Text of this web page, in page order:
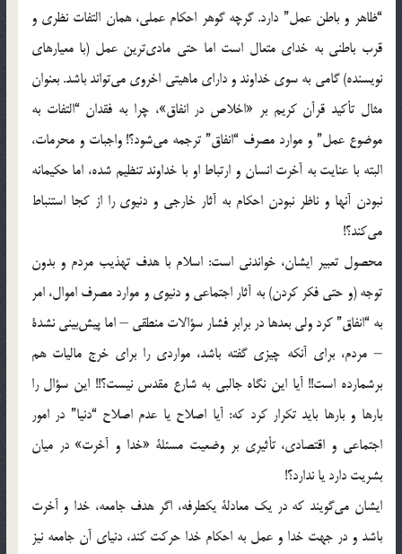
“ظاهر و باطن‌ عمل” دارد. گرچه‌ گوهر احکام‌ عملی، همان‌ التفات‌ نظری‌ و
قرب‌ باطنی‌ به‌ خدای‌ متعال‌ است‌ اما حتی‌ ماد‌ی‌ترین‌ عمل‌ (با معیارهای‌
نویسنده) گامی‌ به‌ سوی‌ خداوند و دارای‌ ماهیتی‌ اخروی‌ می‌تواند باشد. بعنوان‌
مثال‌ تأکید قرآن‌ کریم‌ بر «اخلاص‌ در انفاق»، چرا به‌ فقدان‌ “التفات‌ به‌
موضوع‌ عمل” و موارد مصرف‌ “انفاق” ترجمه‌ می‌شود؟! واجبات‌ و محرمات،
البته‌ با عنایت‌ به‌ آخرت‌ انسان‌ و ارتباط‌ او با خداوند تنظیم‌ شده، اما حکیمانه‌
نبودن‌ آنها و ناظر نبودن‌ احکام‌ به‌ آثار خارجی‌ و دنیوی‌ را از کجا استنباط‌
می‌کند؟!
محصول‌ تعبیر ایشان، خواندنی‌ است: اسلام‌ با هدف‌ تهذیب‌ مردم‌ و بدون‌
توجه‌ (و حتی‌ فکر کردن) به‌ آثار اجتماعی‌ و دنیوی‌ و موارد مصرف‌ اموال، امر
به‌ “انفاق” کرد ولی‌ بعدها در برابر فشار سؤ‌الات‌ منطقی‌ – اما پیش‌بینی‌ نشدة‌
– مردم، برای‌ آنکه‌ چیزی‌ گفته‌ باشد، مواردی‌ را برای‌ خرج‌ مالیات‌ هم‌
برشمارده‌ است!! آیا این‌ نگاه‌ جالبی‌ به‌ شارع‌ مقدس‌ نیست؟!! این‌ سؤ‌ال‌ را
بارها و بارها باید تکرار کرد که: آیا اصلاح‌ یا عدم‌ اصلاح‌ “دنیا” در امور
اجتماعی‌ و اقتصادی، تأثیری‌ بر وضعیت‌ مسئلة‌ «خدا و آخرت» در میان‌
بشریت‌ دارد یا ندارد؟!
ایشان‌ می‌گویند که‌ در یک‌ معادلة‌ یکطرفه، اگر هدف‌ جامعه، خدا و آخرت‌
باشد و در جهت‌ خدا و عمل‌ به‌ احکام‌ خدا حرکت‌ کند، دنیای‌ آن‌ جامعه‌ نیز